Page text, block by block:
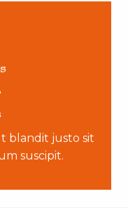
blandit justo sit
suscipit.